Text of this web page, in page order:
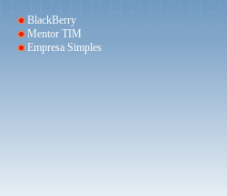
BlackBerry
Mentor TIM
Empresa Simples